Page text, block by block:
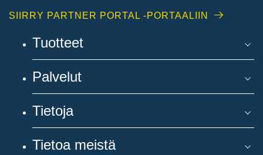
SIIRRY PARTNER PORTAL -PORTAALIIN
Tuotteet
Palvelut
Tietoja
Tietoa meistä